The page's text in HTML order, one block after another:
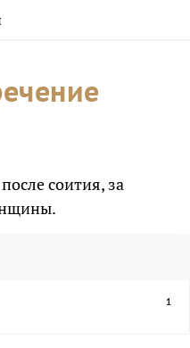
соития, за
1